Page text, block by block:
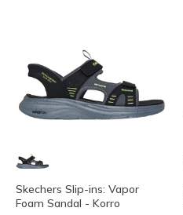
Skechers Slip-ins: Vapor
Foam Sandal - Korro